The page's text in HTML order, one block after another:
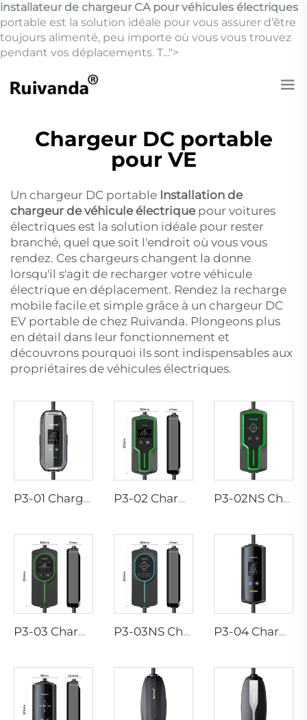
installateur de chargeur CA pour véhicules électriques
portable est la solution idéale pour vous assurer d’être
toujours alimenté, peu importe où vous vous trouvez
pendant vos déplacements. T...">
Chargeur DC portable
pour VE
Un chargeur DC portable Installation de
chargeur de véhicule électrique pour voitures
électriques est la solution idéale pour rester
branché, quel que soit l'endroit où vous vous
rendez. Ces chargeurs changent la donne
lorsqu'il s'agit de recharger votre véhicule
électrique en déplacement. Rendez la recharge
mobile facile et simple grâce à un chargeur DC
EV portable de chez Ruivanda. Plongeons plus
en détail dans leur fonctionnement et
découvrons pourquoi ils sont indispensables aux
propriétaires de véhicules électriques.
P3-01 Chargeur EV portable P3-02 Chargeur EV portable P3-02NS Chargeur EV portable
P3-03 Chargeur EV portable P3-03NS Chargeur EV portable P3-04 Chargeur EV portable